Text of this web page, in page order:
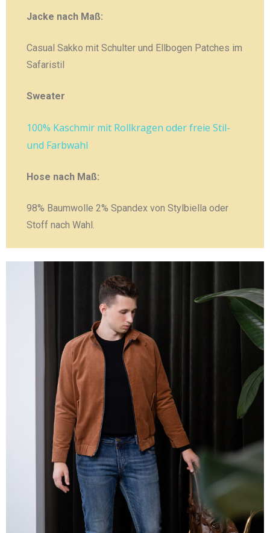
Jacke nach Maß:
Casual Sakko mit Schulter und Ellbogen Patches im
Safaristil
Sweater
100% Kaschmir mit Rollkragen oder freie Stil-
und Farbwahl
Hose nach Maß:
98% Baumwolle 2% Spandex von Stylbiella oder
Stoff nach Wahl.